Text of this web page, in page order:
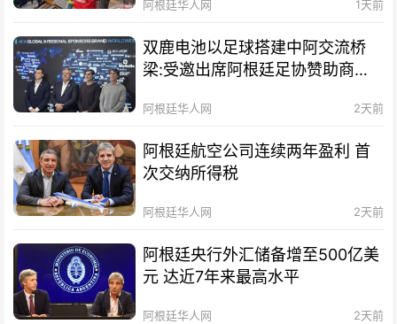
阿根廷华人网 1天前
双鹿电池以足球搭建中阿交流桥
梁:受邀出席阿根廷足协赞助商招
阿根廷华人网 2天前
阿根廷航空公司连续两年盈利 首
次交纳所得税
阿根廷华人网 2天前
阿根廷央行外汇储备增至500亿美
元 达近7年来最高水平
阿根廷华人网 2天前